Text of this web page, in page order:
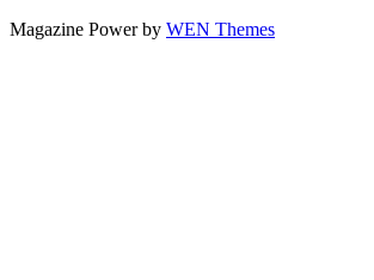
Magazine Power by WEN Themes